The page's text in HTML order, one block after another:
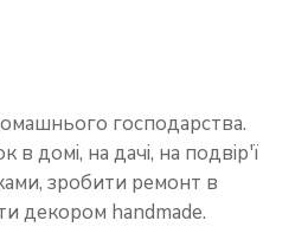
господарства.
домі, на дачі, на подвір'ї
зробити ремонт в
декором handmade.